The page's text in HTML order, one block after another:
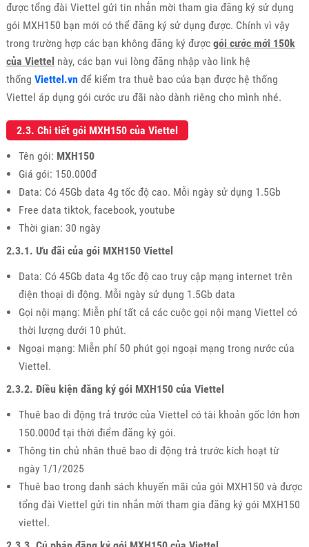
được tổng đài Viettel gửi tin nhắn mời tham gia đăng ký sử dụng
gói MXH150 bạn mới có thể đăng ký sử dụng được. Chính vì vậy
trong trường hợp các bạn không đăng ký được gói cước mới 150k
của Viettel này, các bạn vui lòng đăng nhập vào link hệ
thống Viettel.vnđể kiểm tra thuê bao của bạn được hệ thống
Viettel áp dụng gói cước ưu đãi nào dành riêng cho mình nhé.
2.3. Chi tiết gói MXH150 của Viettel
Tên gói: MXH150
Giá gói: 150.000đ
Data: Có 45Gb data 4g tốc độ cao. Mỗi ngày sử dụng 1.5Gb
Free data tiktok, facebook, youtube
Thời gian: 30 ngày
2.3.1. Ưu đãi của gói MXH150 Viettel
Data: Có 45Gb data 4g tốc độ cao truy cập mạng internet trên
điện thoại di động. Mỗi ngày sử dụng 1.5Gb data
Gọi nội mạng: Miễn phí tất cả các cuộc gọi nội mạng Viettel có
thời lượng dưới 10 phút.
Ngoại mạng: Miễn phí 50 phút gọi ngoại mạng trong nước của
Viettel.
2.3.2. Điều kiện đăng ký gói MXH150 của Viettel
Thuê bao di động trả trước của Viettel có tài khoản gốc lớn hơn
150.000đ tại thời điểm đăng ký gói.
Thông tin chủ nhân thuê bao di động trả trước kích hoạt từ
ngày 1/1/2025
Thuê bao trong danh sách khuyến mãi của gói MXH150 và được
tổng đài Viettel gửi tin nhắn mời tham gia đăng ký gói MXH150
viettel.